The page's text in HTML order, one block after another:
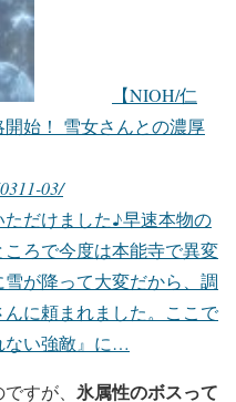
【NIOH/仁
始！ 雪女さんとの濃厚
03/
だけました♪早速本物の
ろで今度は本能寺で異変
が降って大変だから、調
に頼まれました。ここで
ない強敵』に…
すが、 氷属性のボスって